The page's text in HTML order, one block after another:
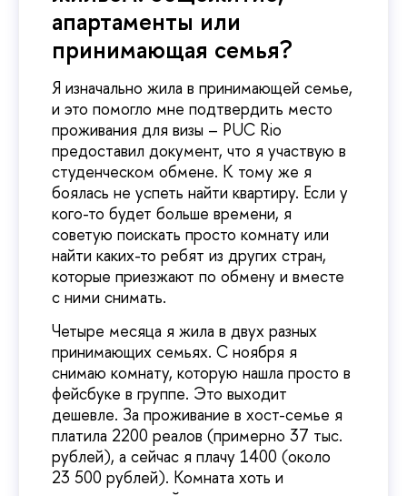
апартаменты или
принимающая семья?
Я изначально жила в принимающей семье,
и это помогло мне подтвердить место
проживания для визы – PUC Rio
предоставил документ, что я участвую в
студенческом обмене. К тому же я
боялась не успеть найти квартиру. Если у
кого-то будет больше времени, я
советую поискать просто комнату или
найти каких-то ребят из других стран,
которые приезжают по обмену и вместе
с ними снимать.
Четыре месяца я жила в двух разных
принимающих семьях. С ноября я
снимаю комнату, которую нашла просто в
фейсбуке в группе. Это выходит
дешевле. За проживание в хост-семье я
платила 2200 реалов (примерно 37 тыс.
рублей), а сейчас я плачу 1400 (около
23 500 рублей). Комната хоть и